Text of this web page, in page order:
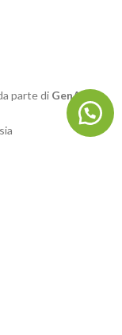
parte di GenALFA